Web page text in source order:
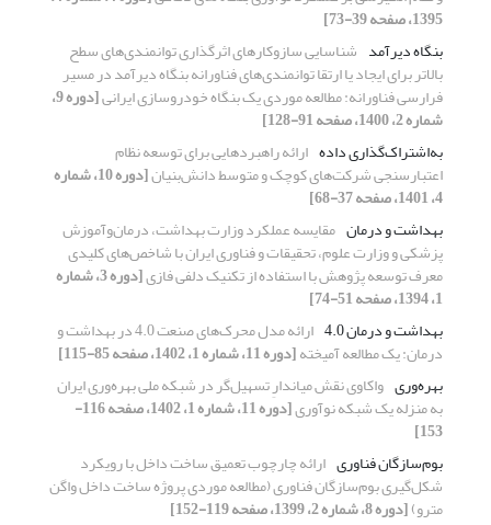
1395، صفحه 39-73]
بنگاه دیرآمد شناسایی سازوکارهای اثرگذاری توانمندی‌های سطح
بالاتر برای ایجاد یا ارتقا توانمندی‌های فناورانه بنگاه دیرآمد در مسیر
فرارسی فناورانه: مطالعه موردی یک بنگاه خودروسازی ایرانی [دوره 9،
شماره 2، 1400، صفحه 91-128]
به‌اشتراک‌گذاری داده ارائه راهبردهایی برای توسعه نظام
اعتبارسنجی شرکت‌های کوچک و متوسط دانش‌بنیان [دوره 10، شماره
4، 1401، صفحه 37-68]
بهداشت و درمان مقایسه عملکرد وزارت بهداشت، درمان‌و‌آموزش
پزشکی و وزارت علوم، تحقیقات و فناوری ایران با شاخص‌های کلیدی
معرف توسعه پژوهش با استفاده از تکنیک دلفی فازی [دوره 3، شماره
1، 1394، صفحه 51-74]
بهداشت و درمان 4.0
ارائه مدل محرک‌های صنعت 4.0 در بهداشت و
درمان: یک مطالعه آمیخته[دوره 11، شماره 1، 1402، صفحه 85-115]
بهره‌وری واکاوی نقش میاندارِ تسهیل‌گر در شبکه ملی بهره‌وری ایران
به منزله یک شبکه نوآوری [دوره 11، شماره 1، 1402، صفحه 116-
153]
بوم‌سازگان فناوری ارائه چارچوب تعمیق ساخت داخل با رویکرد
شکل‌گیری بوم‌سازگان فناوری (مطالعه موردی پروژه ساخت داخل واگن
مترو)[دوره 8، شماره 2، 1399، صفحه 119-152]